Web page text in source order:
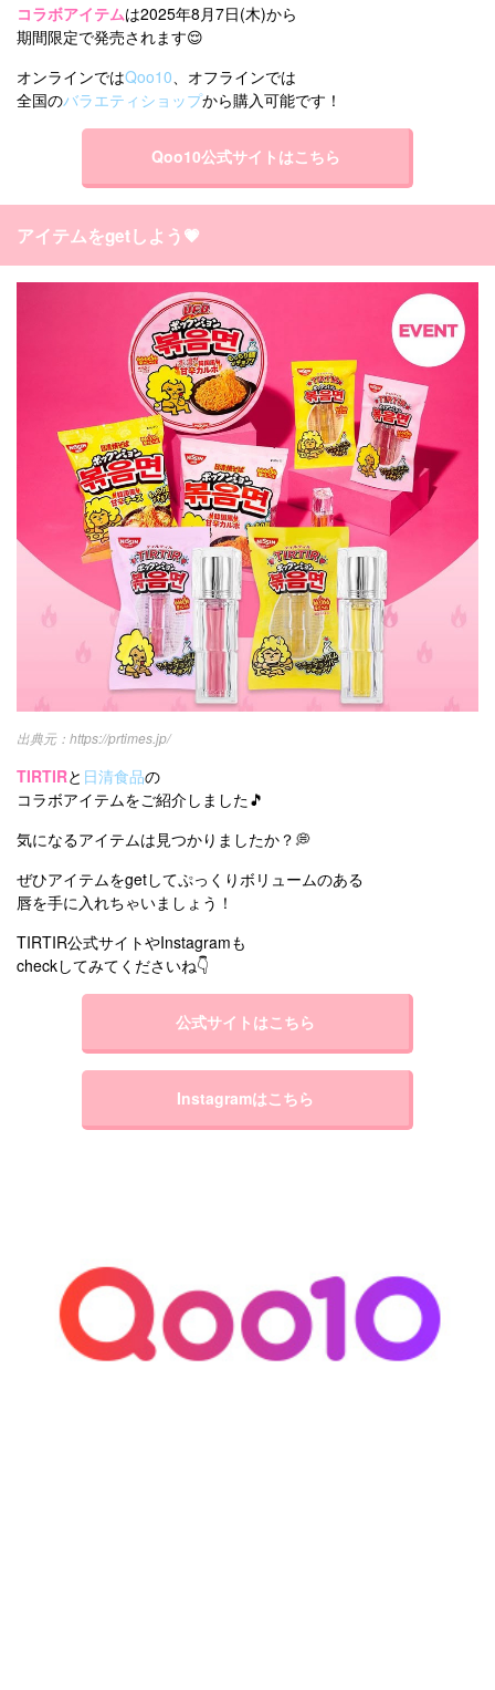
コラボアイテムは2025年8月7日(木)から
期間限定で発売されます😌
オンラインではQoo10 、オフラインでは
全国のバラエティショップから購入可能です！
Qoo10公式サイトはこちら
アイテムをgetしよう💗
https://prtimes.jp/
TIRTIRと 日清食品の
コラボアイテムをご紹介しました🎵
気になるアイテムは見つかりましたか？💭
ぜひアイテムをgetしてぷっくりボリュームのある
唇を手に入れちゃいましょう！
TIRTIR公式サイトやInstagramも
checkしてみてくださいね👇
公式サイトはこちら
Instagramはこちら